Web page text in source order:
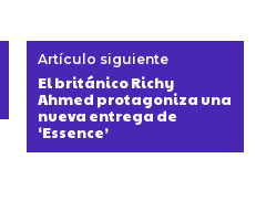
Artículo siguiente
El británico Richy
Ahmed protagoniza una
nueva entrega de
‘Essence’